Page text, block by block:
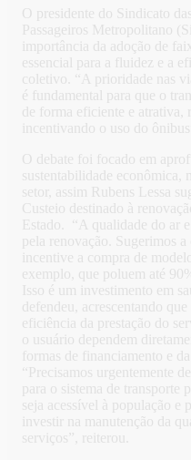
O presidente do Sindicato
Passageiros Metropolitano
importância da adoção de
essencial para a fluidez e a
coletivo. “A prioridade nas
é fundamental para que o
de forma eficiente e atrativa,
incentivando o uso do
O debate foi focado em
sustentabilidade econômica,
setor, assim Rubens Lessa
Custeio destinado à
Estado. “A qualidade do ar
pela renovação. Sugerimos
incentive a compra de
exemplo, que poluem até
Isso é um investimento em
defendeu, acrescentando
eficiência da prestação do
o usuário dependem
formas de financiamento e
“Precisamos urgentemente
para o sistema de
seja acessível à população e
investir na manutenção da
serviços”, reiterou.